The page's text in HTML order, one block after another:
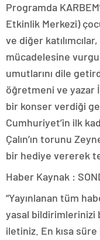
Programda
Etkinlik Merkezi)
ve diğer
mücadelesine
umutlarını dile
öğretmeni ve yazar
bir konser verdiği
Cumhuriyet’in ilk
Çalın’ın torunu
bir hediye vererek
Haber Kaynak :
“Yayınlanan tüm
yasal bildirimlerinizi
iletiniz. En kısa